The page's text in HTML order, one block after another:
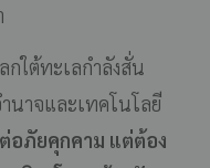
ใต้ทะเลกำลังสั่น
นาจและเทคโนโลยี
อภัยคุกคาม แต่ต้อง